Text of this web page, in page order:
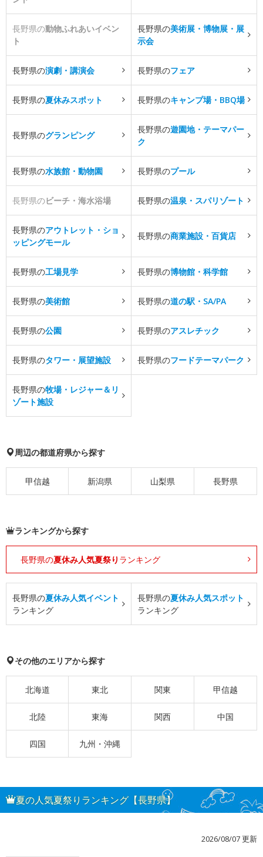
長野県の動物ふれあいイベン
ト
長野県の美術展・博物展・展
示会
長野県の演劇・講演会 長野県のフェア
長野県の夏休みスポット 長野県のキャンプ場・BBQ場
長野県のグランピング
長野県の遊園地・テーマパー
ク
長野県の水族館・動物園 長野県のプール
長野県のビーチ・海水浴場 長野県の温泉・スパリゾート
長野県のアウトレット・ショ
ッピングモール
長野県の商業施設・百貨店
長野県の工場見学 長野県の博物館・科学館
長野県の美術館 長野県の道の駅・SA/PA
長野県の公園 長野県のアスレチック
長野県のタワー・展望施設 長野県のフードテーマパーク
長野県の牧場・レジャー＆リ
ゾート施設
周辺の都道府県から探す
甲信越 新潟県 山梨県 長野県
ランキングから探す
長野県の夏休み人気夏祭り ランキング
長野県の夏休み人気イベント
ランキング
長野県の夏休み人気スポット
ランキング
その他のエリアから探す
北海道 東北 関東 甲信越
北陸 東海 関西 中国
四国 九州・沖縄
夏の人気夏祭りランキング【長野県】
2026/08/07 更新